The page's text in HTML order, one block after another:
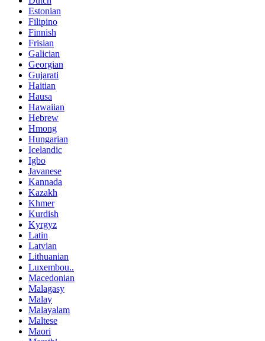
Estonian
Filipino
Finnish
Frisian
Galician
Georgian
Gujarati
Haitian
Hausa
Hawaiian
Hebrew
Hmong
Hungarian
Icelandic
Igbo
Javanese
Kannada
Kazakh
Khmer
Kurdish
Kyrgyz
Latin
Latvian
Lithuanian
Luxembou..
Macedonian
Malagasy
Malay
Malayalam
Maltese
Maori